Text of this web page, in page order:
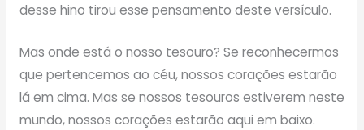
desse hino tirou esse pensamento deste versículo.
Mas onde está o nosso tesouro? Se reconhecermos
que pertencemos ao céu, nossos corações estarão
lá em cima. Mas se nossos tesouros estiverem neste
mundo, nossos corações estarão aqui em baixo.